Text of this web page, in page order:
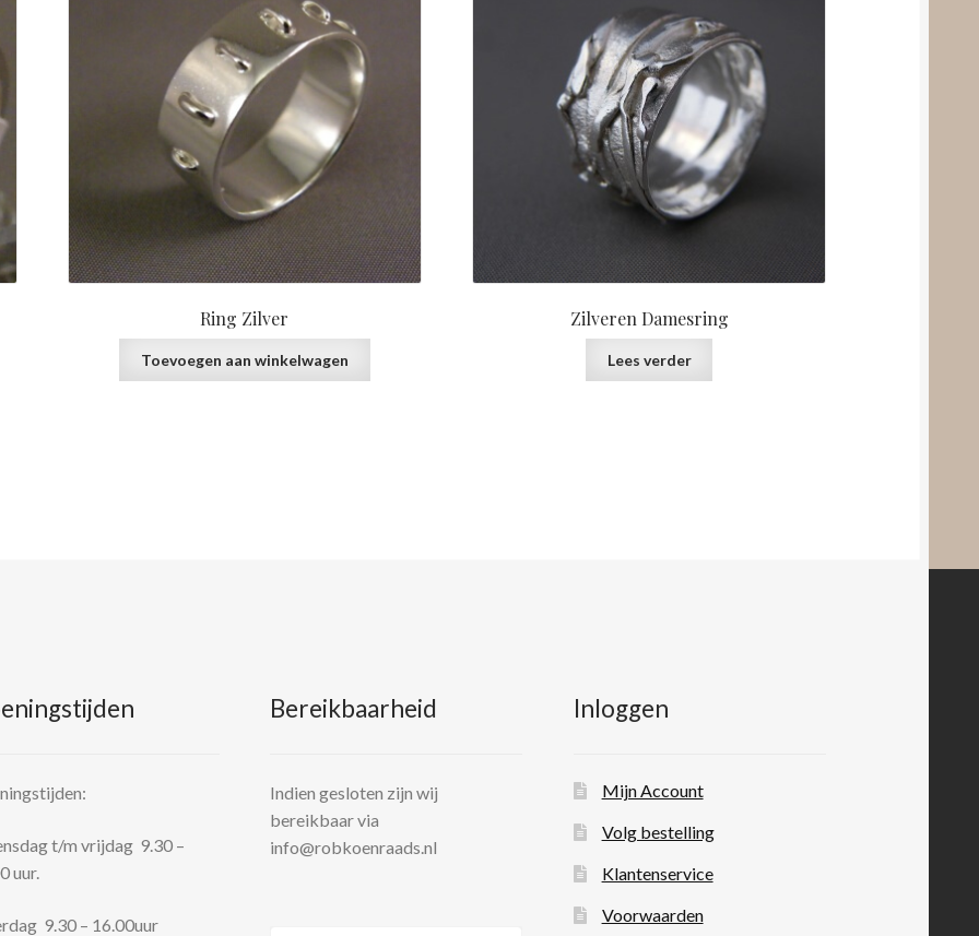
Ring Zilver
Toevoegen aan winkelwagen
Zilveren Damesring
Lees verder
t/m vrijdag 9.30 –
uur.
9.30 – 16.00uur
Bereikbaarheid
Indien gesloten zijn wij
bereikbaar via
info@robkoenraads.nl
Inloggen
Mijn Account
Volg bestelling
Klantenservice
Voorwaarden